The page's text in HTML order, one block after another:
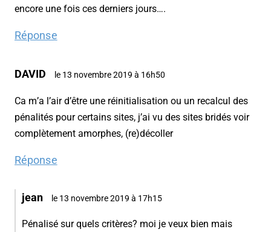
encore une fois ces derniers jours….
Réponse
DAVID le 13 novembre 2019 à 16h50
Ca m’a l’air d’être une réinitialisation ou un recalcul des
pénalités pour certains sites, j’ai vu des sites bridés voir
complètement amorphes, (re)décoller
Réponse
jean le 13 novembre 2019 à 17h15
Pénalisé sur quels critères? moi je veux bien mais